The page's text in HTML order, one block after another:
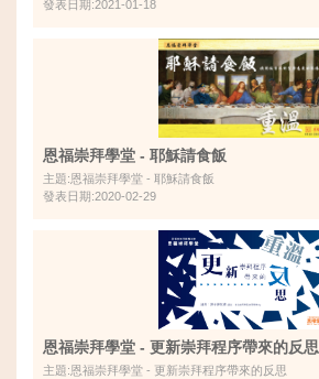
發表日期:2021-01-18
恩福崇拜學堂 - 耶穌請食飯
主題:恩福崇拜學堂 - 耶穌請食飯
發表日期:2020-02-29
恩福崇拜學堂 - 更新崇拜程序帶來的反思
主題:恩福崇拜學堂 - 更新崇拜程序帶來的反思